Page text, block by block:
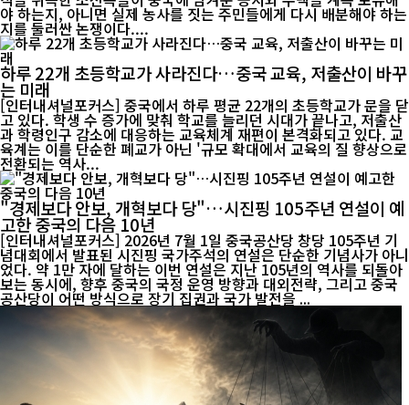
야 하는지, 아니면 실제 농사를 짓는 주민들에게 다시 배분해야 하는
지를 둘러싼 논쟁이다....
하루 22개 초등학교가 사라진다…중국 교육, 저출산이 바꾸
는 미래
[인터내셔널포커스] 중국에서 하루 평균 22개의 초등학교가 문을 닫
고 있다. 학생 수 증가에 맞춰 학교를 늘리던 시대가 끝나고, 저출산
과 학령인구 감소에 대응하는 교육체계 재편이 본격화되고 있다. 교
육계는 이를 단순한 폐교가 아닌 '규모 확대에서 교육의 질 향상으로
전환되는 역사...
"경제보다 안보, 개혁보다 당"…시진핑 105주년 연설이 예
고한 중국의 다음 10년
[인터내셔널포커스] 2026년 7월 1일 중국공산당 창당 105주년 기
념대회에서 발표된 시진핑 국가주석의 연설은 단순한 기념사가 아니
었다. 약 1만 자에 달하는 이번 연설은 지난 105년의 역사를 되돌아
보는 동시에, 향후 중국의 국정 운영 방향과 대외전략, 그리고 중국
공산당이 어떤 방식으로 장기 집권과 국가 발전을 ...